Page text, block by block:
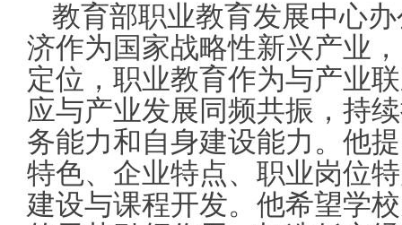
教育部职业教育发展中心
济作为国家战略性新兴产业
定位，职业教育作为与产业
应与产业发展同频共振，持
务能力和自身建设能力。他
特色、企业特点、职业岗位
建设与课程开发。他希望学